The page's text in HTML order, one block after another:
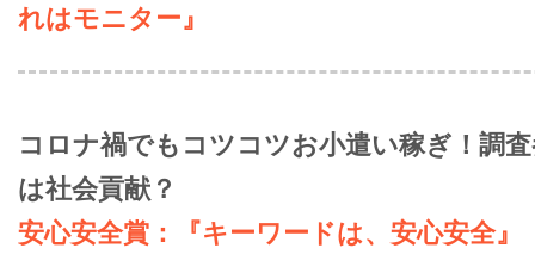
れはモニター』
コロナ禍でもコツコツお小遣い稼ぎ！調
は社会貢献？
安心安全賞：『キーワードは、安心安全』